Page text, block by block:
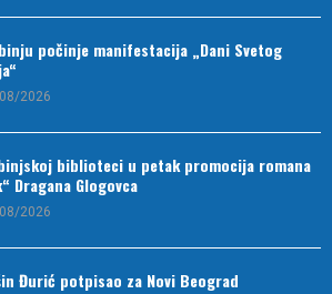
počinje manifestacija „Dani Svetog
2026
biblioteci u petak promocija romana
Dragana Glogovca
2026
Đurić potpisao za Novi Beograd